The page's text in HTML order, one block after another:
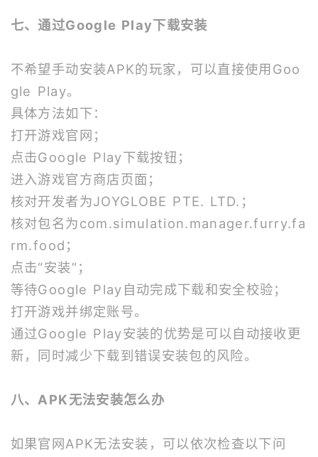
七、通过Google Play下载安装
不希望手动安装APK的玩家，可以直接使用Goo
gle Play。
具体方法如下：
打开游戏官网；
点击Google Play下载按钮；
进入游戏官方商店页面；
核对开发者为JOYGLOBE PTE. LTD.；
核对包名为com.simulation.manager.furry.fa
rm.food；
点击“安装”；
等待Google Play自动完成下载和安全校验；
打开游戏并绑定账号。
通过Google Play安装的优势是可以自动接收更
新，同时减少下载到错误安装包的风险。
八、APK无法安装怎么办
如果官网APK无法安装，可以依次检查以下问